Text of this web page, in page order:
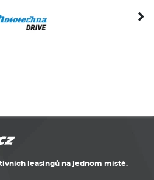
leasingů na jednom místě.